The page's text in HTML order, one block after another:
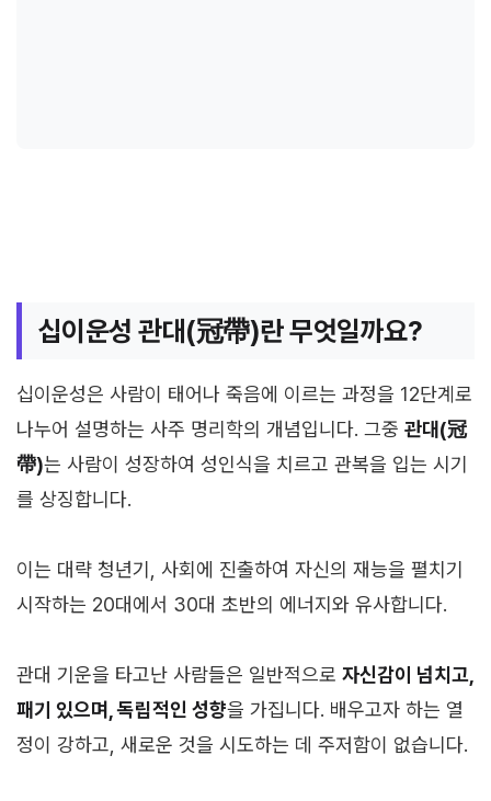
십이운성 관대(冠帶)란 무엇일까요?
십이운성은 사람이 태어나 죽음에 이르는 과정을 12단계로
나누어 설명하는 사주 명리학의 개념입니다. 그중 관대(冠
帶)는 사람이 성장하여 성인식을 치르고 관복을 입는 시기
를 상징합니다.
이는 대략 청년기, 사회에 진출하여 자신의 재능을 펼치기
시작하는 20대에서 30대 초반의 에너지와 유사합니다.
관대 기운을 타고난 사람들은 일반적으로 자신감이 넘치고,
패기 있으며, 독립적인 성향을 가집니다. 배우고자 하는 열
정이 강하고, 새로운 것을 시도하는 데 주저함이 없습니다.